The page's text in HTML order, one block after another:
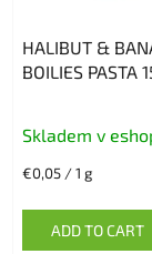
HALIBUT &
BOILIES PASTA
is
Skladem v
Measure
€0,05 / 1 g
ADD TO CART